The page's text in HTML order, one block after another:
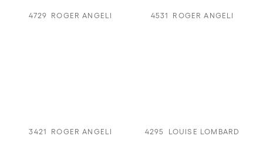
4729 ROGER ANGELI 4531 ROGER ANGELI
3421 ROGER ANGELI 4295 LOUISE LOMBARD